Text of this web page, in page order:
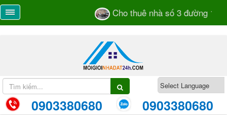
Cho thuê nhà số 3 đường 105
0903380680 0903380680